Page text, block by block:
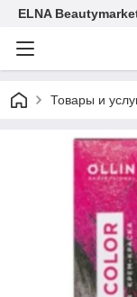
ELNA
Товары и